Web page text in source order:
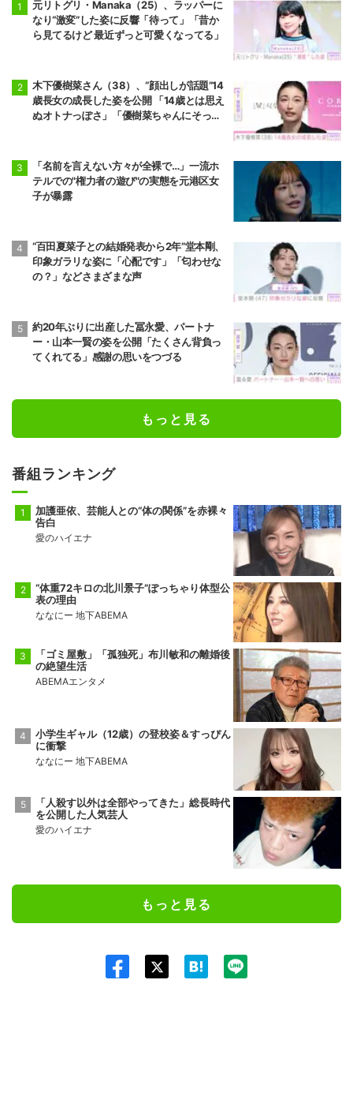
元リトグリ・Manaka（25）、ラッパーに
なり“激変”した姿に反響「待って」「昔か
ら見てるけど 最近ずっと可愛くなってる」
木下優樹菜さん（38）、“顔出しが話題”14
歳長女の成長した姿を公開 「14歳とは思え
ぬオトナっぽさ」「優樹菜ちゃんにそっく
「名前を言えない方々が全裸で…」一流ホ
テルでの"権力者の遊び"の実態を元港区女
子が暴露
“百田夏菜子との結婚発表から2年”堂本剛、
印象ガラリな姿に「心配です」「匂わせな
の？」などさまざまな声
約20年ぶりに出産した冨永愛、パートナ
ー・山本一賢の姿を公開「たくさん背負っ
てくれてる」感謝の思いをつづる
もっと見る
番組ランキング
加護亜依、芸能人との“体の関係”を赤裸々
告白
愛のハイエナ
“体重72キロの北川景子”ぽっちゃり体型公
表の理由
ななにー 地下ABEMA
「ゴミ屋敷」「孤独死」布川敏和の離婚後
の絶望生活
ABEMAエンタメ
小学生ギャル（12歳）の登校姿＆すっぴん
に衝撃
ななにー 地下ABEMA
「人殺す以外は全部やってきた」総長時代
を公開した人気芸人
愛のハイエナ
もっと見る